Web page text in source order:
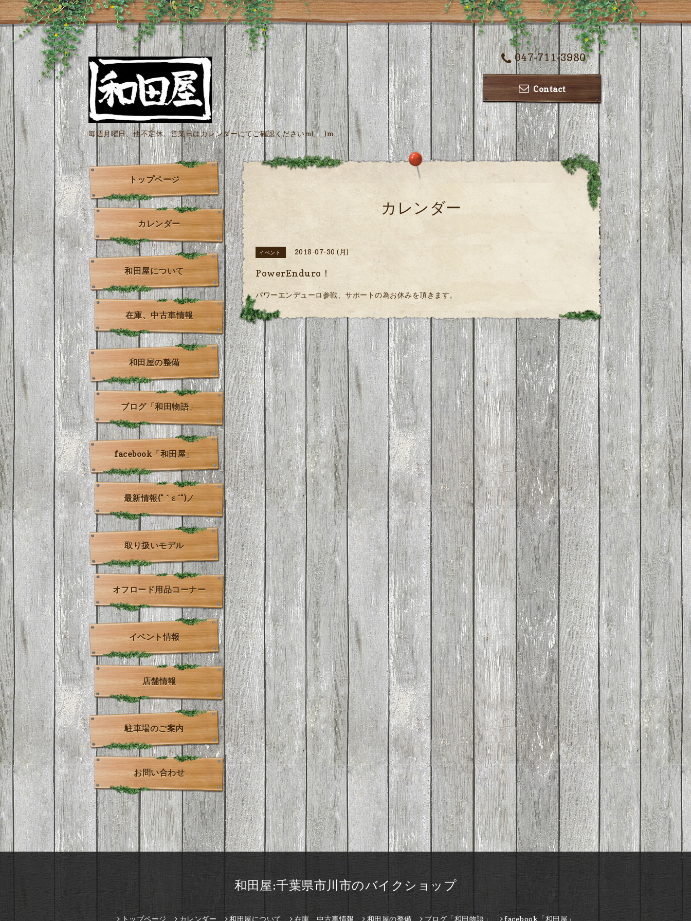
047-711-3980
Contact
毎週月曜日、他不定休。営業日はカレンダーにてご確認くださいm(_ _)m
カレンダー
イベント 2018-07-30 (月)
PowerEnduro！
パワーエンデューロ参戦、サポートの為お休みを頂きます。
トップページ
カレンダー
和田屋について
在庫、中古車情報
和田屋の整備
ブログ「和田物語」
facebook「和田屋」
最新情報(*｀ε´*)ノ
取り扱いモデル
オフロード用品コーナー
イベント情報
店舗情報
駐車場のご案内
お問い合わせ
和田屋:千葉県市川市のバイクショップ
トップページ カレンダー 和田屋について 在庫、中古車情報 和田屋の整備 ブログ「和田物語」 facebook「和田屋」